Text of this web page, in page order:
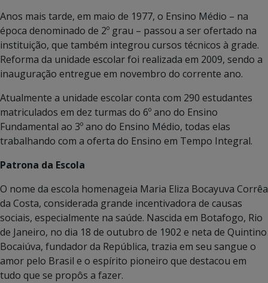
Anos mais tarde, em maio de 1977, o Ensino Médio – na
época denominado de 2º grau – passou a ser ofertado na
instituição, que também integrou cursos técnicos à grade.
Reforma da unidade escolar foi realizada em 2009, sendo a
inauguração entregue em novembro do corrente ano.
Atualmente a unidade escolar conta com 290 estudantes
matriculados em dez turmas do 6º ano do Ensino
Fundamental ao 3º ano do Ensino Médio, todas elas
trabalhando com a oferta do Ensino em Tempo Integral.
Patrona da Escola
O nome da escola homenageia Maria Eliza Bocayuva Corrêa
da Costa, considerada grande incentivadora de causas
sociais, especialmente na saúde. Nascida em Botafogo, Rio
de Janeiro, no dia 18 de outubro de 1902 e neta de Quintino
Bocaiúva, fundador da República, trazia em seu sangue o
amor pelo Brasil e o espírito pioneiro que destacou em
tudo que se propôs a fazer.